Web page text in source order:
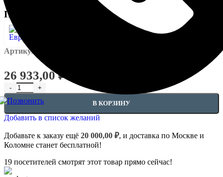
Полуколонна- 1.10.301
Артикул:
26 933,00₽
Количество товара Полуколонна- 1.10.301
В КОРЗИНУ
Добавить в список желаний
Добавьте к заказу ещё 20 000,00 ₽, и доставка по Москве и
Коломне станет бесплатной!
19 посетителей смотрят этот товар прямо сейчас!